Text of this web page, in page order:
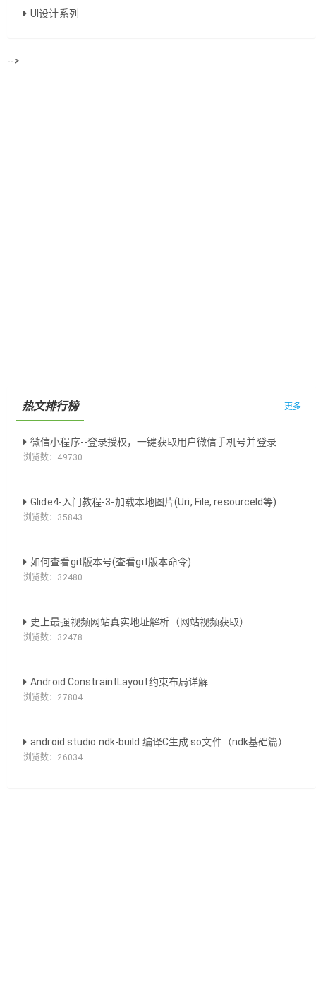
UI设计系列
-->
热文排行榜 更多
微信小程序--登录授权，一键获取用户微信手机号并登录
浏览数： 49730
Glide4-入门教程-3-加载本地图片(Uri, File, resourceId等)
浏览数： 35843
如何查看git版本号(查看git版本命令)
浏览数： 32480
史上最强视频网站真实地址解析（网站视频获取）
浏览数： 32478
Android ConstraintLayout约束布局详解
浏览数： 27804
android studio ndk-build 编译C生成.so文件（ndk基础篇）
浏览数： 26034